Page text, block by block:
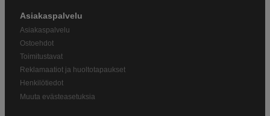
Asiakaspalvelu
Asiakaspalvelu
Ostoehdot
Toimitustavat
Reklamaatiot ja huoltotapaukset
Henkilötiedot
Muuta evästeasetuksia